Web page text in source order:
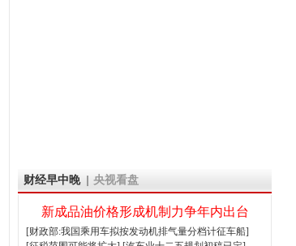
财经早中晚 央视看盘
新成品油价格形成机制力争年内出台
[财政部:我国乘用车拟按发动机排气量分档计征车船]